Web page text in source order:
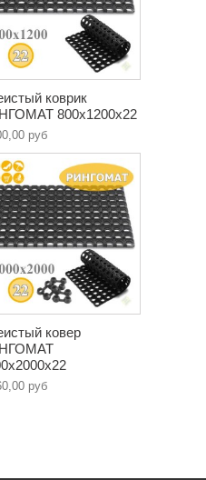
коврик
800х1200х22
руб
ковер
руб